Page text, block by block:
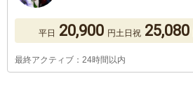
平日 20,900 円土日祝 25,080
最終アクティブ：24時間以内